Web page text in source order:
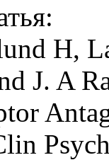
H,
J. A